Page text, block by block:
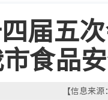
届五
食品
【信息来